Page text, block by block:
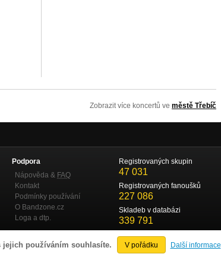
jejich používáním souhlasíte. V pořádku Další informace
Zobrazit více koncertů ve městě Třebíč
Podpora
Nápověda & FAQ
Kontakt
Podmínky používání
O Bandzone.cz
Loga a dtp.
Registrovaných skupin
47 031
Registrovaných fanoušků
227 086
Skladeb v databázi
339 791